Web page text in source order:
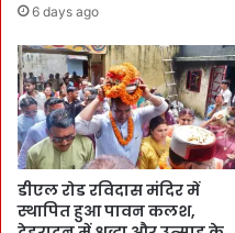
6 days ago
डीएल रोड रविदास मंदिर में
स्थापित हुआ पावन कलश,